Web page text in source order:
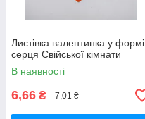
Листівка валентинка у формі
серця Свійської кімнати
В наявності
6,66 ₴ 7,01 ₴